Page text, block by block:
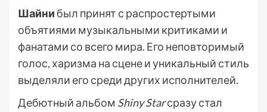
Шайни был принят с распростертыми
объятиями музыкальными критиками и
фанатами со всего мира. Его неповторимый
голос, харизма на сцене и уникальный стиль
выделяли его среди других исполнителей.
Дебютный альбом Shiny Starсразу стал